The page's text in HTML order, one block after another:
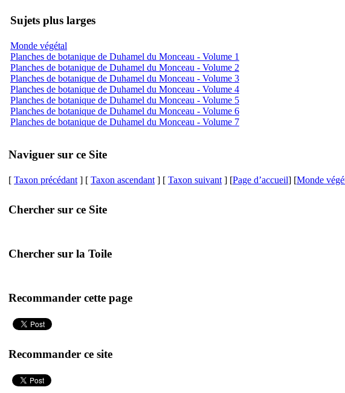
Sujets plus larges
Monde végétal
Planches de botanique de Duhamel du Monceau - Volume 1
Planches de botanique de Duhamel du Monceau - Volume 2
Planches de botanique de Duhamel du Monceau - Volume 3
Planches de botanique de Duhamel du Monceau - Volume 4
Planches de botanique de Duhamel du Monceau - Volume 5
Planches de botanique de Duhamel du Monceau - Volume 6
Planches de botanique de Duhamel du Monceau - Volume 7
Naviguer sur ce Site
[ Taxon précédant ] [ Taxon ascendant ] [ Taxon suivant ] [Page d’accueil] [Monde
Chercher sur ce Site
Chercher sur la Toile
Recommander cette page
Recommander ce site